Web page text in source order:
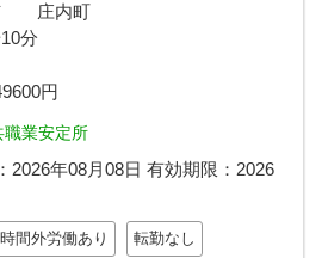
庄内町
分
円
職業安定所
2026年08月08日 有効期限： 2026
時間外労働あり 転勤なし